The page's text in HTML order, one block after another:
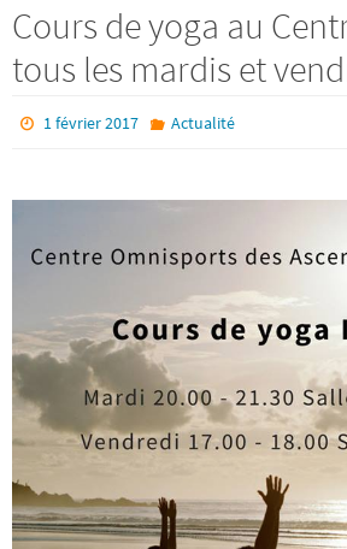
Cours de yoga au
tous les mardis et
1 février 2017 Actualité